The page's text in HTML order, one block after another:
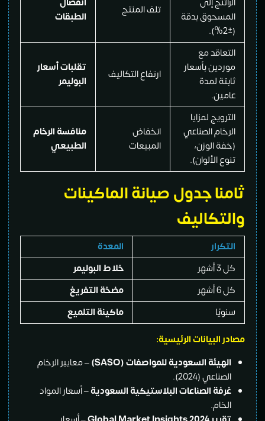
بدقة
تلف المنتج
الطبقات
مع
بأسعار
لمدة
ارتفاع التكاليف
تقلبات أسعار
البوليمر
لمزايا
الصناعي
الوزن،
الألوان).
انخفاض
المبيعات
منافسة الرخام
جدول صيانة الماكينات
خلاط البوليمر
مضخة التفريغ
ماكينة التلميع
الرئيسية:
السعودية للمواصفات(SASO)
– معايير الرخام
(2024).
الصناعات البلاستيكية السعودية– أسعار المواد